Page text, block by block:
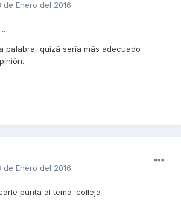
de Enero del 2016
palabra, quizá sería más adecuado
de Enero del 2016
punta al tema :colleja